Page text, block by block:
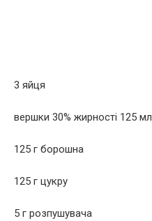
3 яйця
вершки 30% жирності 125 мл
125 г борошна
125 г цукру
5 г розпушувача